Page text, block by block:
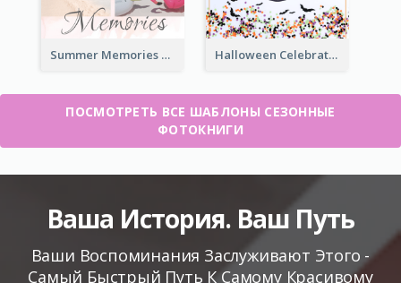
Summer Memories Seasonal Photo Book Halloween Celebration Photo Book
ПОСМОТРЕТЬ ВСЕ ШАБЛОНЫ СЕЗОННЫЕ
ФОТОКНИГИ
Ваша История. Ваш Путь
Ваши Воспоминания Заслуживают Этого -
Самый Быстрый Путь К Самому Красивому